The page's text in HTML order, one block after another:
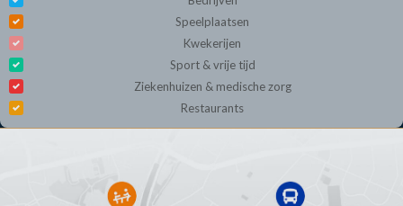
Speelplaatsen
Kwekerijen
Sport & vrije tijd
Ziekenhuizen & medische zorg
Restaurants